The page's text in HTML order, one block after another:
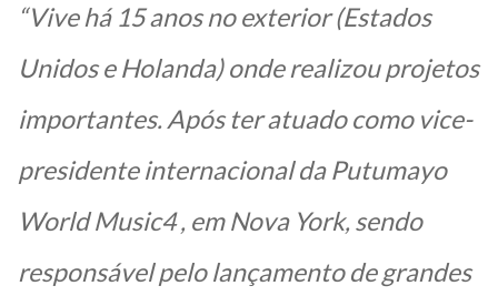
“Vive há 15 anos no exterior (Estados
Unidos e Holanda) onde realizou projetos
importantes. Após ter atuado como vice-
presidente internacional da Putumayo
World Music4 , em Nova York, sendo
responsável pelo lançamento de grandes